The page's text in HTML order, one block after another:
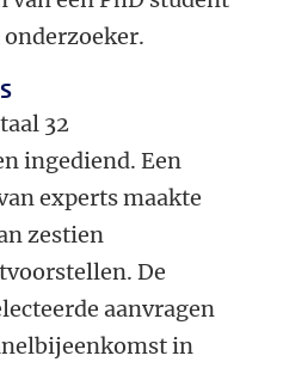
32
ingediend. Een
experts maakte
zestien
De
aanvragen
in